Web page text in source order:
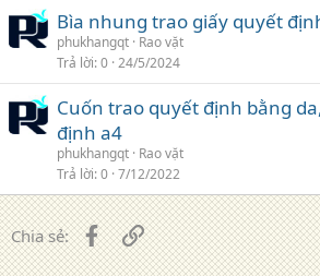
Bìa nhung trao giấy quyết
phukhangqt Rao vặt
Trả lời 0 24/5/2024
Cuốn trao quyết định bằng
định a4
phukhangqt Rao vặt
Trả lời 0 7/12/2022
Chia sẻ: FacebookLiên kết